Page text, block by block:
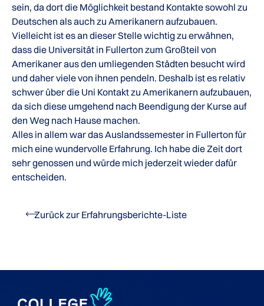
sein, da dort die Möglichkeit bestand Kontakte sowohl zu
Deutschen als auch zu Amerikanern aufzubauen.
Vielleicht ist es an dieser Stelle wichtig zu erwähnen,
dass die Universität in Fullerton zum Großteil von
Amerikaner aus den umliegenden Städten besucht wird
und daher viele von ihnen pendeln. Deshalb ist es relativ
schwer über die Uni Kontakt zu Amerikanern aufzubauen,
da sich diese umgehend nach Beendigung der Kurse auf
den Weg nach Hause machen.
Alles in allem war das Auslandssemester in Fullerton für
mich eine wundervolle Erfahrung. Ich habe die Zeit dort
sehr genossen und würde mich jederzeit wieder dafür
entscheiden.
Zurück zur Erfahrungsberichte-Liste